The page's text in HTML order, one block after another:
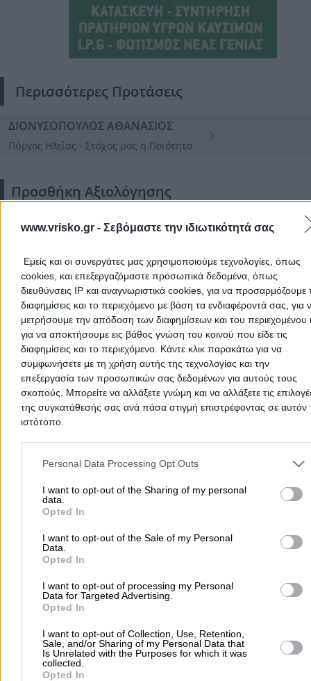
www.vrisko.gr - Σεβόμαστε την ιδιωτικότητά σας
Εμείς και οι συνεργάτες μας χρησιμοποιούμε τεχνολογίες, όπως
cookies, και επεξεργαζόμαστε προσωπικά δεδομένα, όπως
διευθύνσεις IP και αναγνωριστικά cookies, για να προσαρμόζουμε
διαφημίσεις και το περιεχόμενο με βάση τα ενδιαφέροντά σας, για
μετρήσουμε την απόδοση των διαφημίσεων και του περιεχομένου
για να αποκτήσουμε εις βάθος γνώση του κοινού που είδε τις
διαφημίσεις και το περιεχόμενο. Κάντε κλικ παρακάτω για να
συμφωνήσετε με τη χρήση αυτής της τεχνολογίας και την
επεξεργασία των προσωπικών σας δεδομένων για αυτούς τους
σκοπούς. Μπορείτε να αλλάξετε γνώμη και να αλλάξετε τις
της συγκατάθεσής σας ανά πάσα στιγμή επιστρέφοντας σε αυτόν
ιστότοπο.
Please note that this website/app uses one or more Google
and may gather and store information including but not limited to
to Google and its third-party tags to use your data for below
purposes in below Google consent section.
Personal Data Processing Opt Outs
I want to opt-out of the Sharing of my personal
data.
Opted In
I want to opt-out of the Sale of my Personal
Data.
Opted In
I want to opt-out of processing my Personal
Data for Targeted Advertising.
Opted In
I want to opt-out of Collection, Use, Retention,
Sale, and/or Sharing of my Personal Data that
Is Unrelated with the Purposes for which it was
collected.
Opted In
Περισσότερες Προτάσεις
ΔΙΟΝΥΣΟΠΟΥΛΟΣ ΑΘΑΝΑΣΙΟΣ
Πύργος Ηλείας - Στόχος μας η Ποιότητα
Προσθήκη Αξιολόγησης
Δεν υπάρχουν ακόμα αξιολογήσεις
Αυτός ο επαγγελματίας δεν έχει λάβει ακόμα καμία
αξιολόγηση. Γίνετε ο πρώτος που θα μοιραστεί την
του και βοηθήστε άλλους χρήστες να κάνουν τη σωστή
επιλογή!
Προσθήκη αξιολόγησης
> Νομός ΗΛΕΙΑΣ > Πύργος Ηλείας > Καύσιμα
Πρατήρια
Καυσίμων > ΕΚΟ - ΝΤΑΒΑΡΗΣ ΣΤΑΥΡΟΣ ΙΚΕ